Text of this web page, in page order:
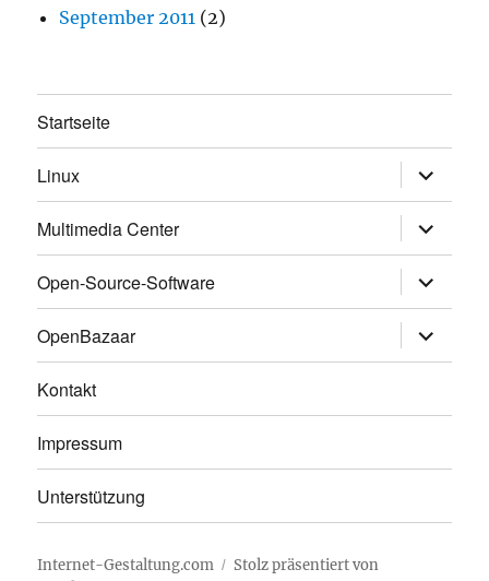
September 2011 (2)
Startseite
Linux
anzeigen
Multimedia Center
anzeigen
Open-Source-Software
anzeigen
OpenBazaar
anzeigen
Kontakt
Impressum
Unterstützung
Internet-Gestaltung.com
Stolz präsentiert von